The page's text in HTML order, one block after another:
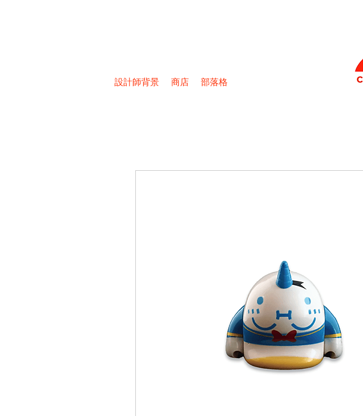
設計師背景 商店 部落格